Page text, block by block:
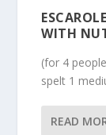
WITH
(for 4
spelt 1
READ